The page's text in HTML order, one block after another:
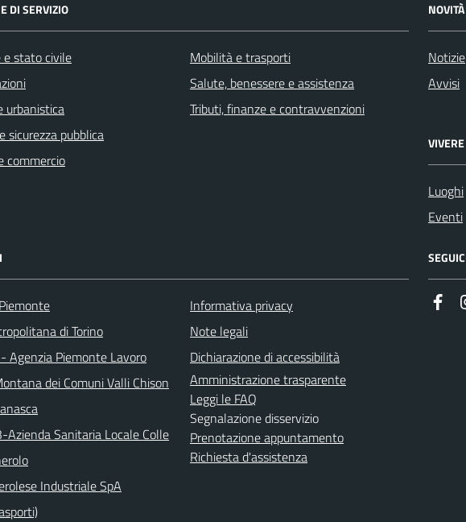
DI SERVIZIO
e stato civile
urbanistica
sicurezza pubblica
commercio
Mobilità e trasporti
Salute, benessere e assistenza
Tributi, finanze e contravvenzioni
NOVITÀ
Notizie
Avvisi
Luoghi
Eventi
di Torino
Agenzia Piemonte Lavoro
dei Comuni Valli Chison
Azienda Sanitaria Locale Colle
Industriale SpA
Informativa privacy
Note legali
Dichiarazione di accessibilità
Amministrazione trasparente
Leggi le FAQ
Segnalazione disservizio
Prenotazione appuntamento
Richiesta d'assistenza